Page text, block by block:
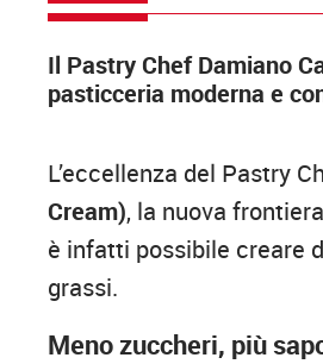
Il Pastry Chef Damiano
pasticceria moderna e
L’eccellenza del Pastry
Cream), la nuova
è infatti possibile creare
grassi.
Meno zuccheri, più